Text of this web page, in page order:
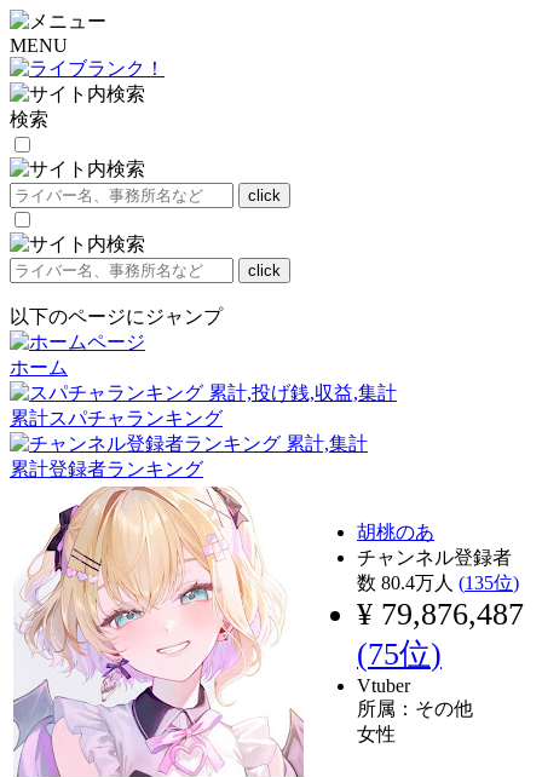
MENU
検索
以下のページにジャンプ
ホーム
累計スパチャランキング
累計登録者ランキング
胡桃のあ
チャンネル登録者
数 80.4万人 (135位)
¥ 79,876,487
(75位)
Vtuber
所属：その他
女性